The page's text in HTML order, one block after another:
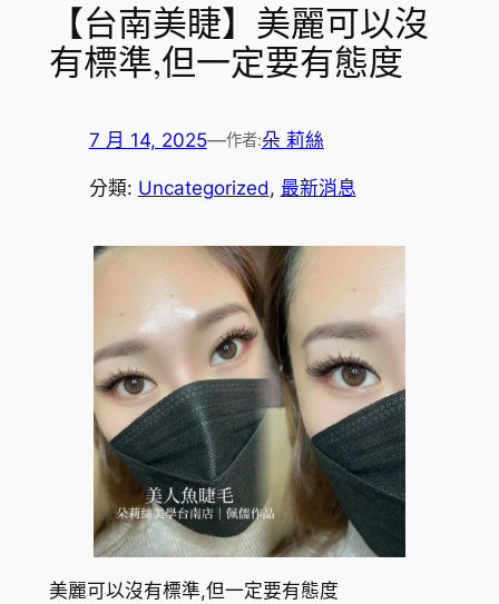
【台南美睫】美麗可以沒
有標準,但一定要有態度
7 月 14, 2025—作者:朵 莉絲
分類: Uncategorized, 最新消息
美麗可以沒有標準,但一定要有態度